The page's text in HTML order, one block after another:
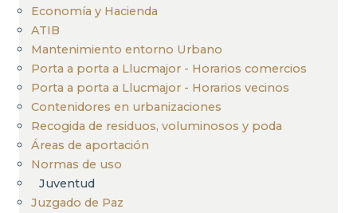
Economía y Hacienda
ATIB
Mantenimiento entorno Urbano
Porta a porta a Llucmajor - Horarios comercios
Porta a porta a Llucmajor - Horarios vecinos
Contenidores en urbanizaciones
Recogida de residuos, voluminosos y poda
Áreas de aportación
Normas de uso
Juventud
Juzgado de Paz